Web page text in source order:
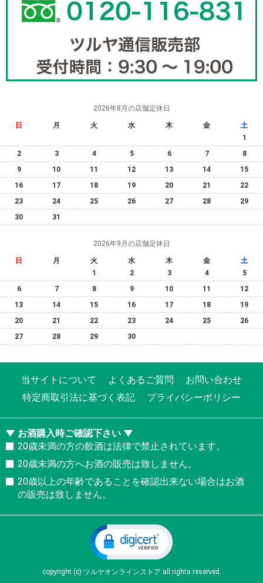
2026年8月の店舗定休日
日 月 火 水 木 金
土
1
2
3 4 5 6 7
8
9
10 11 12 13 14
15
16
17 18 19 20 21
22
23
24 25 26 27 28
29
30
31
2026年9月の店舗定休日
日 月 火 水 木 金
土
1
2 3 4
5
6
7 8 9 10 11
12
13
14 15 16 17 18
19
20
21 22 23 24 25
26
27
28 29 30
当サイトについて よくあるご質問
お問い合わせ
特定商取引法に基づく表記
プライバシーポリシー
お酒購入時ご確認下さい
20歳未満の方の飲酒は法律で禁止されています。
20歳未満の方へお酒の販売は致しません。
20歳以上の年齢であることを確認出来ない場合はお酒
の販売は致しません。
copyright (c) ツルヤオンラインストア all rights reserved.